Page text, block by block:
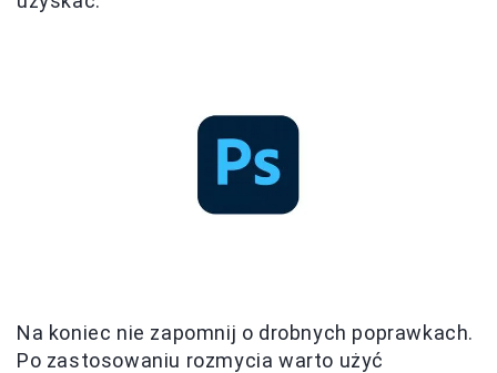
Na koniec nie zapomnij o drobnych poprawkach.
Po zastosowaniu rozmycia warto użyć